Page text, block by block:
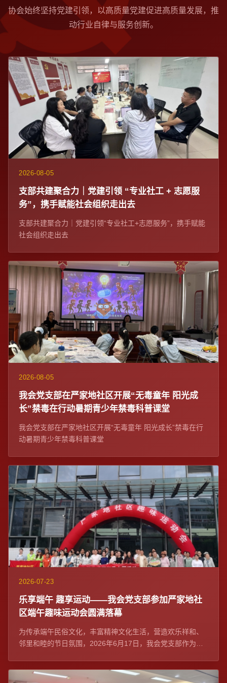
协会始终坚持党建引领，以高质量党建促进高质量发展，推
动行业自律与服务创新。
2026-08-05
支部共建聚合力｜党建引领 “专业社工 + 志愿服
务”，携手赋能社会组织走出去
支部共建聚合力｜党建引领“专业社工+志愿服务”，携手赋能
社会组织走出去
2026-08-05
我会党支部在严家地社区开展“无毒童年 阳光成
长”禁毒在行动暑期青少年禁毒科普课堂
我会党支部在严家地社区开展“无毒童年 阳光成长”禁毒在行
动暑期青少年禁毒科普课堂
2026-07-23
乐享端午 趣享运动——我会党支部参加严家地社
区端午趣味运动会圆满落幕
为传承端午民俗文化，丰富精神文化生活，营造欢乐祥和、
邻里和睦的节日氛围，2026年6月17日，我会党支部作为社